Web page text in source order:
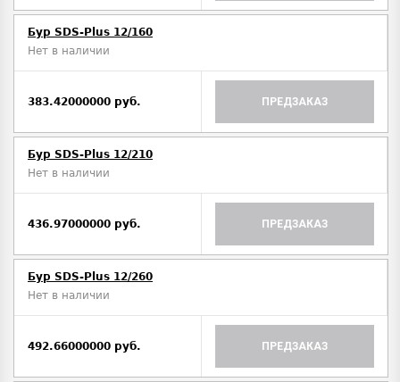
Бур SDS-Plus 12/160
Нет в наличии
383.42000000 руб. ПРЕДЗАКАЗ
Бур SDS-Plus 12/210
Нет в наличии
436.97000000 руб. ПРЕДЗАКАЗ
Бур SDS-Plus 12/260
Нет в наличии
492.66000000 руб. ПРЕДЗАКАЗ